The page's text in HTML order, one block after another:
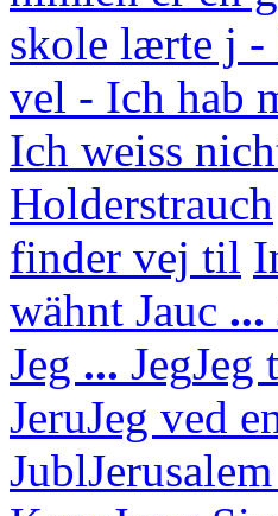
skole lærte j
vel - Ich hab
Ich weiss
Holderstrauch
finder vej til
wähnt Jauc ...
Jeg ... JegJeg
JeruJeg ved
Jubl